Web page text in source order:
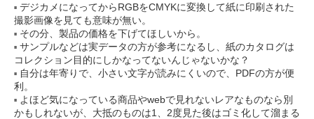
デジカメになってからRGBをCMYKに変換して紙に印刷された
撮影画像を見ても意味が無い。
その分、製品の価格を下げてほしいから。
サンプルなどは実データの方が参考になるし、紙のカタログは
コレクション目的にしかなってないんじゃないかな？
自分は年寄りで、小さい文字が読みにくいので、PDFの方が便
利。
よほど気になっている商品やwebで見れないレアなものなら別
かもしれないが、大抵のものは1、2度見た後はゴミ化して溜まる